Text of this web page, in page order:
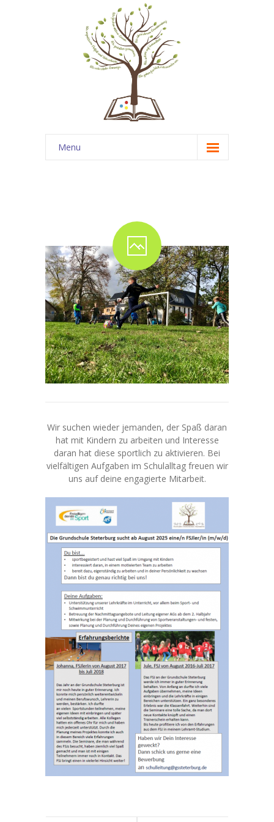
Menu
-- Unsere Schule
---- Das Schulgebäude
---- Leitbild
---- Unsere Regeln
---- Zahlen und Fakten
-- Unser Team
---- Lehrkräfte
---- Schulsozialarbeit
---- Mitarbeitende
-- Unterrichtsorganisation
---- Tagesablauf
Unterricht
-- Galerie
-- Fahrradprüfung
Ganztag
-- Mittagessen
-- Ganztagsangebote
-- Nachmittagsbetreuung
Eltern
-- Informationen für Eltern
Wir suchen wieder jemanden, der Spaß daran
hat mit Kindern zu arbeiten und Interesse
daran hat diese sportlich zu aktivieren. Bei
vielfältigen Aufgaben im Schulalltag freuen wir
uns auf deine engagierte Mitarbeit.